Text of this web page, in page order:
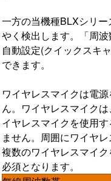
一方の当機種BLXシリ
やく検出します。「周
自動設定(クイックスキ
できます。
ワイヤレスマイクは電
ん。ワイヤレスマイク
イヤレスマイクを使用
ません。周囲にワイヤ
複数のワイヤレスマイ
必須となります。